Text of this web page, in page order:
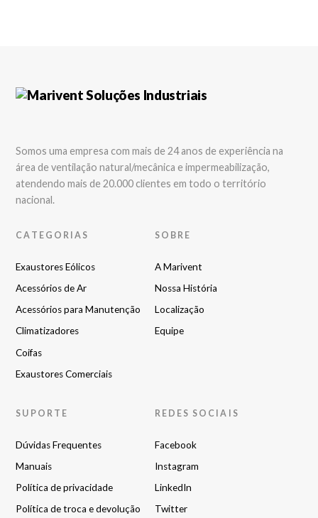
Somos uma empresa com mais de 24 anos de experiência na
área de ventilação natural/mecânica e impermeabilização,
atendendo mais de 20.000 clientes em todo o território
nacional.
CATEGORIAS
Exaustores Eólicos
Acessórios de Ar
Acessórios para Manutenção
Climatizadores
Coifas
Exaustores Comerciais
SOBRE
A Marivent
Nossa História
Localização
Equipe
SUPORTE
Dúvidas Frequentes
Manuais
Política de privacidade
Política de troca e devolução
REDES SOCIAIS
Facebook
Instagram
LinkedIn
Twitter